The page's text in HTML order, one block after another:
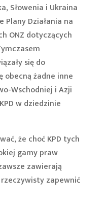
Słowenia i Ukraina
Plany Działania na
ONZ dotyczących
się do
obecną żadne inne
Wschodniej i Azji
w dziedzinie
że choć KPD tych
gamy praw
zawierają
zapewnić